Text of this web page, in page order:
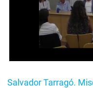
Salvador Tarragó.